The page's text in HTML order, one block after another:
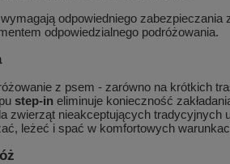
odpowiedniego zabezpieczania
odpowiedzialnego podróżowania.
z psem - zarówno na krótkich
step-in eliminuje konieczność
zwierząt nieakceptujących tradycyjnych
leżeć i spać w komfortowych